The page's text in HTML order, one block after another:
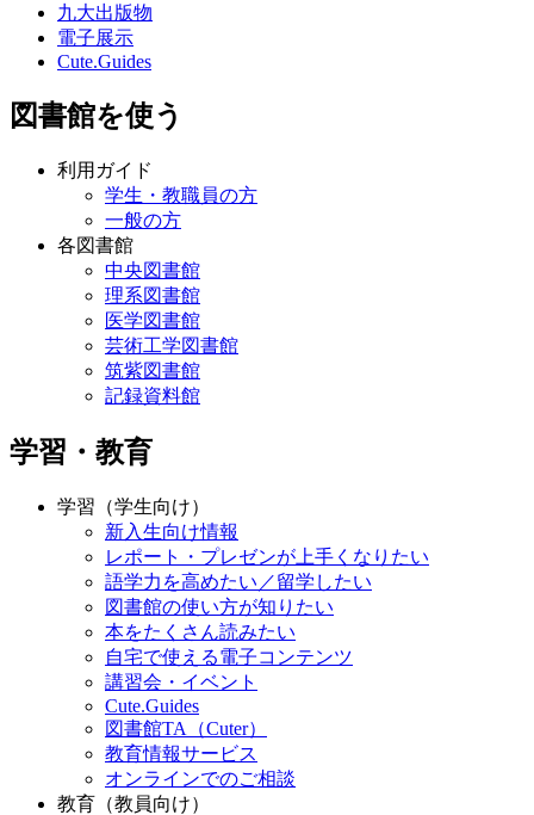
九大出版物
電子展示
Cute.Guides
図書館を使う
利用ガイド
学生・教職員の方
一般の方
各図書館
中央図書館
理系図書館
医学図書館
芸術工学図書館
筑紫図書館
記録資料館
学習・教育
学習（学生向け）
新入生向け情報
レポート・プレゼンが上手くなりたい
語学力を高めたい／留学したい
図書館の使い方が知りたい
本をたくさん読みたい
自宅で使える電子コンテンツ
講習会・イベント
Cute.Guides
図書館TA（Cuter）
教育情報サービス
オンラインでのご相談
教育（教員向け）